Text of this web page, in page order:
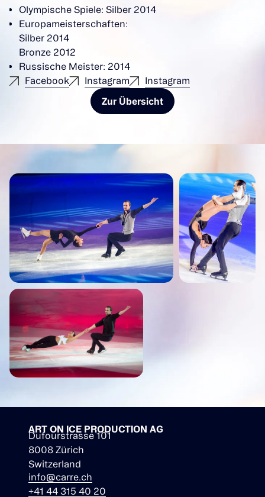
Olympische Spiele: Silber 2014
Europameisterschaften:
Silber 2014
Bronze 2012
Russische Meister: 2014
Facebook
Instagram
Instagram
Zur Übersicht
ART ON ICE PRODUCTION AG
Dufourstrasse 101
8008 Zürich
Switzerland
info@carre.ch
+41 44 315 40 20